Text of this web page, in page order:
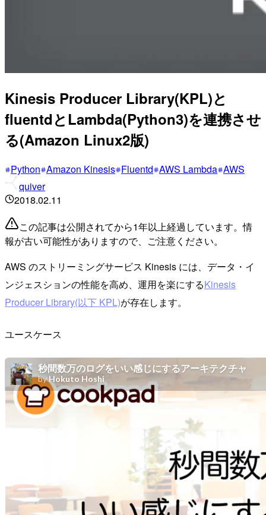
Kinesis Producer Library(KPL)と
fluentdとLambda(Python3)を連携させ
る(Amazon Linux2版)
Python Amazon Kinesis Fluentd AWS Lambda AWS
quiver
2018.02.11
この記事は公開されてから1年以上経過しています。情
報が古い可能性がありますので、ご注意ください。
AWS のストリーミングサービス Kinesis には、データ・イ
ンジェスションの性能を高め、運用を楽にするKinesis
Producer Library(以下 KPL)が存在します。
ユースケース